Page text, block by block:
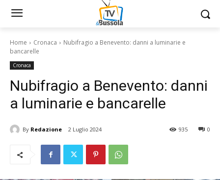
Home Cronaca
Nubifragio a Benevento: danni a luminarie e
bancarelle
Cronaca
Nubifragio a Benevento: danni
a luminarie e bancarelle
By Redazione 2 Luglio 2024 0
935